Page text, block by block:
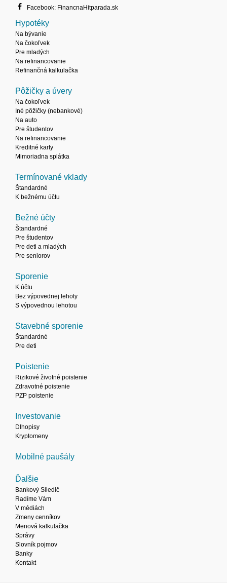
Facebook: FinancnaHitparada.sk
Hypotéky
Na bývanie
Na čokoľvek
Pre mladých
Na refinancovanie
Refinančná kalkulačka
Pôžičky a úvery
Na čokoľvek
Iné pôžičky (nebankové)
Na auto
Pre študentov
Na refinancovanie
Kreditné karty
Mimoriadna splátka
Termínované vklady
Štandardné
K bežnému účtu
Bežné účty
Štandardné
Pre študentov
Pre deti a mladých
Pre seniorov
Sporenie
K účtu
Bez výpovednej lehoty
S výpovednou lehotou
Stavebné sporenie
Štandardné
Pre deti
Poistenie
Rizikové životné poistenie
Zdravotné poistenie
PZP poistenie
Investovanie
Dlhopisy
Kryptomeny
Mobilné paušály
Ďalšie
Bankový Sliedič
Radíme Vám
V médiách
Zmeny cenníkov
Menová kalkulačka
Správy
Slovník pojmov
Banky
Kontakt